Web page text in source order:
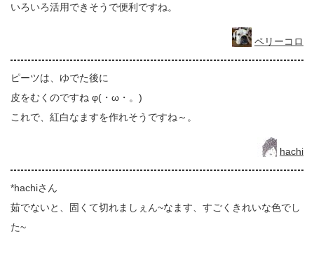
いろいろ活用できそうで便利ですね。
ペリーコロ
ピーツは、ゆでた後に
皮をむくのですね φ(・ω・。)
これで、紅白なますを作れそうですね～。
hachi
*hachiさん
茹でないと、固くて切れましぇん~なます、すごくきれいな色でし
た~